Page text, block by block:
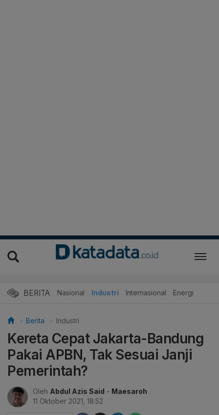
BERITA Nasional Industri Internasional Energi
Berita Industri
Kereta Cepat Jakarta-Bandung
Pakai APBN, Tak Sesuai Janji
Pemerintah?
Oleh Abdul Azis Said - Maesaroh
11 Oktober 2021, 18:52